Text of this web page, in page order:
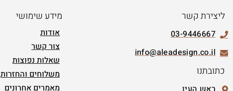
ליצירת קשר
03-9446667
info@aleadesign.co.il
כתובתנו
מידע שימושי
אודות
צור קשר
שאלות נפוצות
משלוחים והחזרות
מאמרים אחרונים